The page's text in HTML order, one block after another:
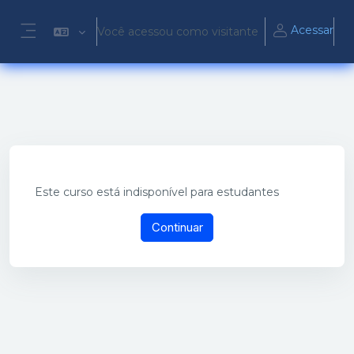
Painel lateral
Você acessou como visitante Acessar
Este curso está indisponível para estudantes
Continuar